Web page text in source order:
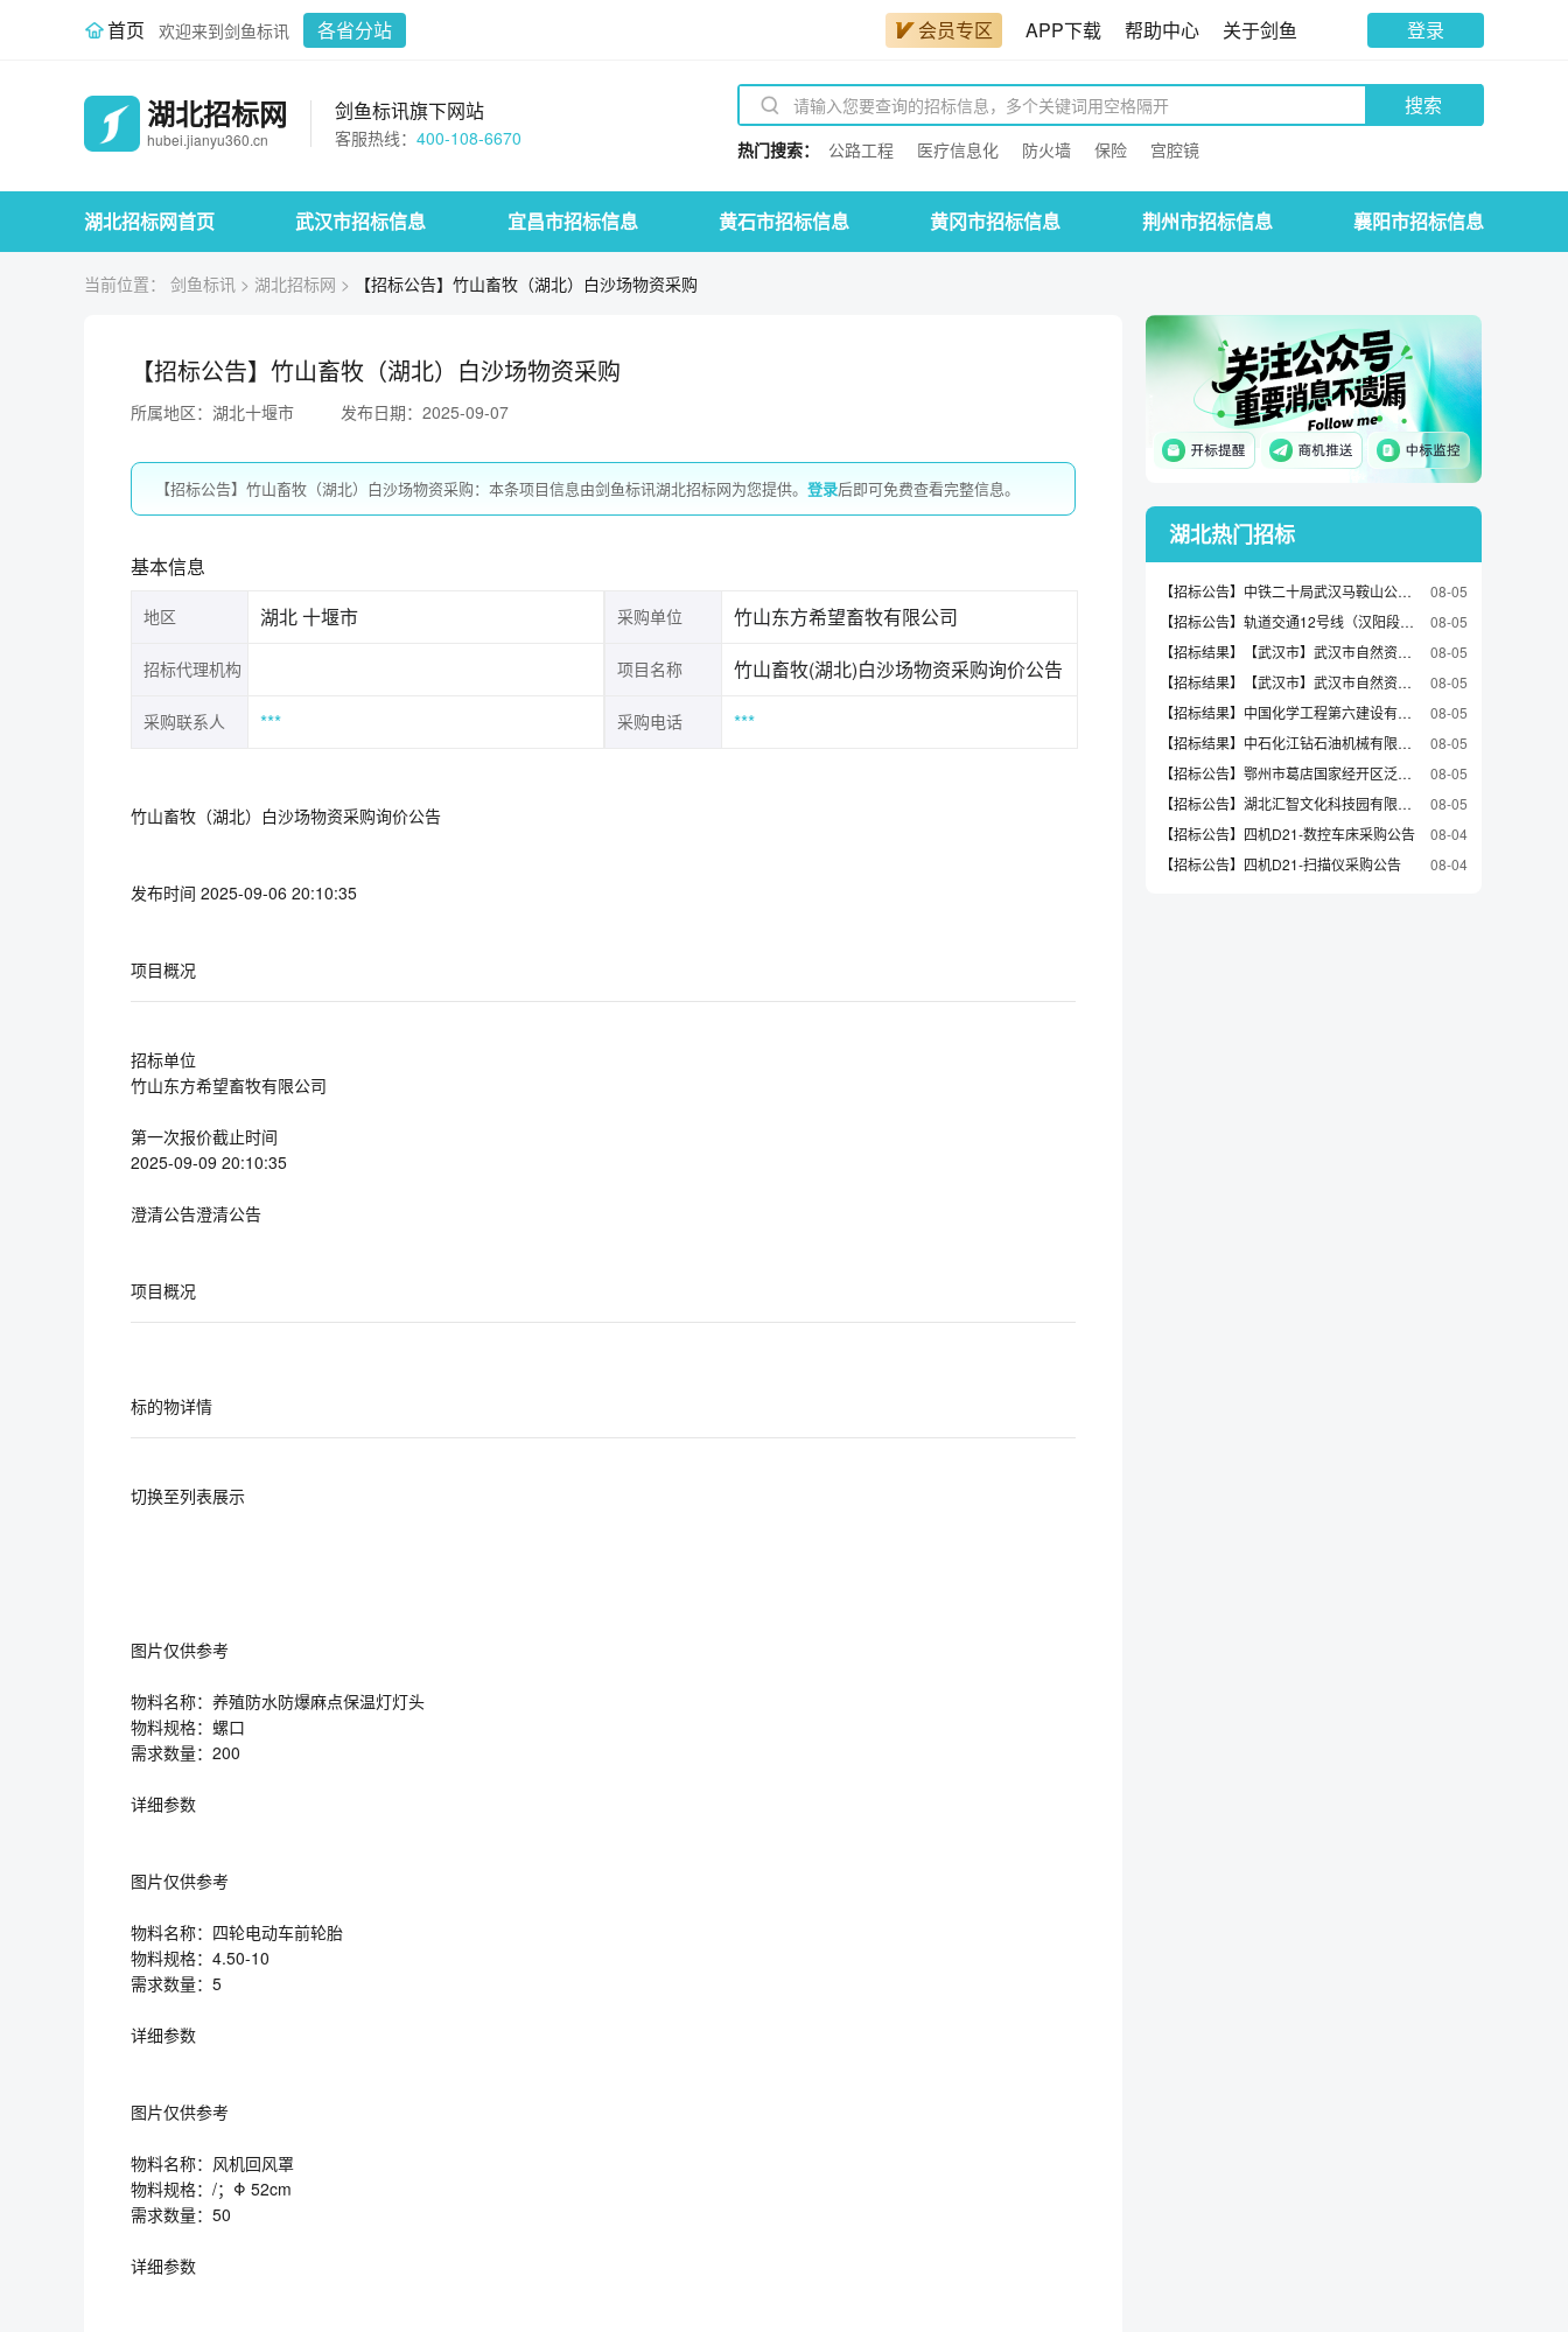
首页 欢迎来到剑鱼标讯 各省分站 会员专区 APP下载 帮助中心 关于剑鱼 登录
湖北招标网
hubei.jianyu360.cn
剑鱼标讯旗下网站
客服热线： 400-108-6670
搜索
热门搜索： 公路工程 医疗信息化 防火墙 保险 宫腔镜
湖北招标网首页 武汉市招标信息 宜昌市招标信息 黄石市招标信息 黄冈市招标信息 荆州市招标信息 襄阳市招标信息
当前位置： 剑鱼标讯 > 湖北招标网 > 【招标公告】竹山畜牧（湖北）白沙场物资采购
【招标公告】竹山畜牧（湖北）白沙场物资采购
所属地区：湖北十堰市 发布日期：2025-09-07
【招标公告】竹山畜牧（湖北）白沙场物资采购：本条项目信息由剑鱼标讯湖北招标网为您提供。 登录后即可免费查看完整信息。
基本信息
地区 湖北 十堰市 采购单位 竹山东方希望畜牧有限公司
招标代理机构 项目名称 竹山畜牧(湖北)白沙场物资采购询价公告
采购联系人 *** 采购电话 ***
竹山畜牧（湖北）白沙场物资采购询价公告
发布时间 2025-09-06 20:10:35
项目概况
招标单位
竹山东方希望畜牧有限公司
第一次报价截止时间
2025-09-09 20:10:35
澄清公告澄清公告
项目概况
标的物详情
切换至列表展示
图片仅供参考
物料名称：养殖防水防爆麻点保温灯灯头
物料规格：螺口
需求数量：200
详细参数
图片仅供参考
物料名称：四轮电动车前轮胎
物料规格：4.50-10
需求数量：5
详细参数
图片仅供参考
物料名称：风机回风罩
物料规格：/；Φ 52cm
需求数量：50
详细参数
湖北热门招标
【招标公告】中铁二十局武汉马鞍山公园项目商品混凝土采购补遗公告
08-05
【招标公告】轨道交通12号线（汉阳段）沿线空间配套停车场建设项目（EPC）
08-05
【招标结果】【武汉市】武汉市自然资源和城乡建设局武汉市详细规划创新研究及试点编制中标结果公告
08-05
【招标结果】【武汉市】武汉市自然资源和城乡建设局武汉市国土空间专项规划评估及优化中标结果公告
08-05
【招标结果】中国化学工程第六建设有限公司-城市水源替代工程清水主管施工项目-基坑支护与土石方工程成交候选人公示
08-05
【招标结果】中石化江钻石油机械有限公司江钻机加工厂2026年陶瓷管式熔断器、保险（310318）询比采购预成交公示
08-05
【招标公告】鄂州市葛店国家经开区泛半导体产业园（东区、西区）红线外10KV线路工程与武九铁路交叉节点工程招标公告
08-05
【招标公告】湖北汇智文化科技园有限责任公司职工活动室建设及设备采购项目公开招标公告
08-05
【招标公告】四机D21-数控车床采购公告
08-04
【招标公告】四机D21-扫描仪采购公告
08-04